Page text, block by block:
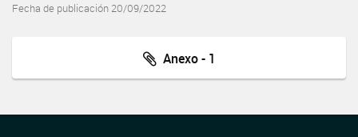
Fecha de publicación 20/09/2022
Anexo - 1